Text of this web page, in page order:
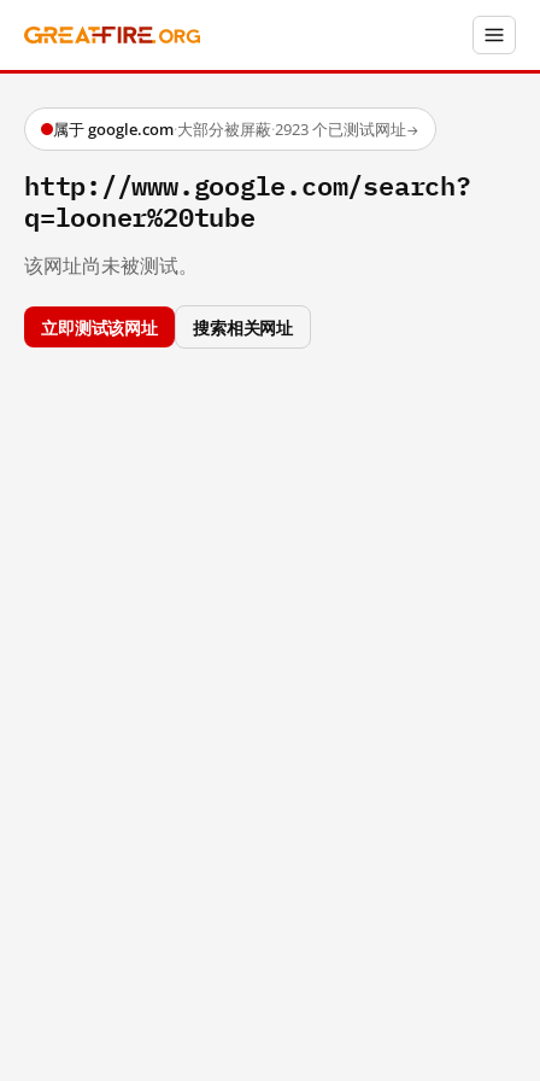
属于 google.com·大部分被屏蔽·2923 个已测试网址→
http://www.google.com/search?
q=looner%20tube
该网址尚未被测试。
立即测试该网址 搜索相关网址